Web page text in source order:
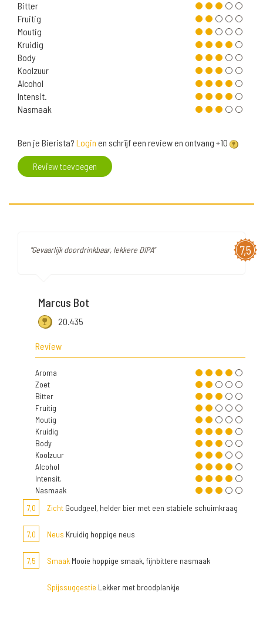
Bitter
Fruitig
Moutig
Kruidig
Body
Koolzuur
Alcohol
Intensit.
Nasmaak
Ben je Bierista? Login en schrijf een review en ontvang +10
Review toevoegen
7,5
"Gevaarlijk doordrinkbaar, lekkere DIPA"
Marcus Bot
20.435
Review
Aroma
Zoet
Bitter
Fruitig
Moutig
Kruidig
Body
Koolzuur
Alcohol
Intensit.
Nasmaak
7,0
Zicht Goudgeel, helder bier met een stabiele schuimkraag
7,0 Neus Kruidig hoppige neus
7,5 Smaak Mooie hoppige smaak, fijnbittere nasmaak
Spijssuggestie Lekker met broodplankje